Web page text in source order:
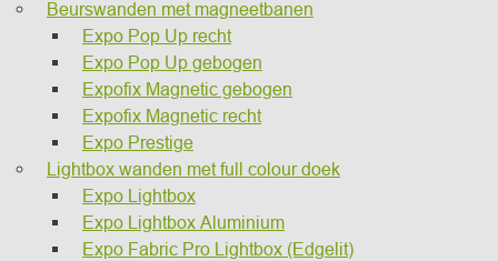
Beurswanden met magneetbanen
Expo Pop Up recht
Expo Pop Up gebogen
Expofix Magnetic gebogen
Expofix Magnetic recht
Expo Prestige
Lightbox wanden met full colour doek
Expo Lightbox
Expo Lightbox Aluminium
Expo Fabric Pro Lightbox (Edgelit)